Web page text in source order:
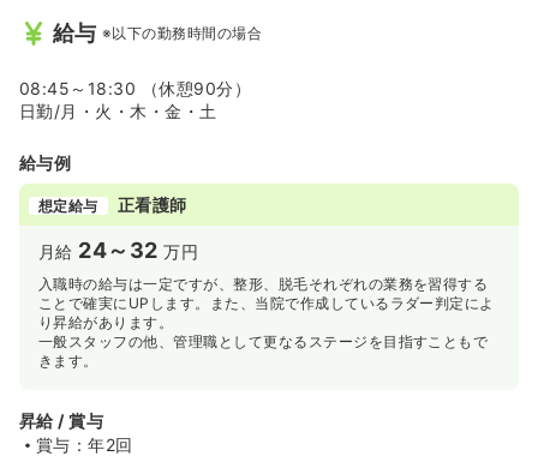
給与 ※以下の勤務時間の場合
08:45～18:30 （休憩90分）
日勤/月・火・木・金・土
給与例
想定給与 正看護師
月給 24～32 万円
入職時の給与は一定ですが、整形、脱毛それぞれの業務を習得する
ことで確実にUPします。また、当院で作成しているラダー判定によ
り昇給があります。
一般スタッフの他、管理職として更なるステージを目指すこともで
きます。
昇給 / 賞与
賞与：年2回